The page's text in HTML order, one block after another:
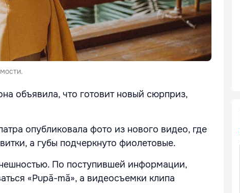
объявила, что готовит новый сюрприз,
опубликовала фото из нового видео, где
а губы подчеркнуто фиолетовые.
По поступившей информации,
«Pupă-mă», а видеосъемки клипа